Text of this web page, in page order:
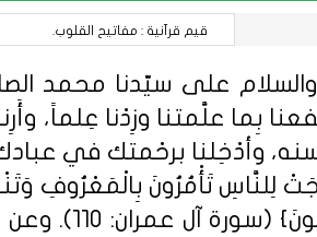
قائمة محدَّثة : البرامج التدريبية.
على سيّدنا محمد
بِما علَّمتنا وزِدْنا عِلماً، وأَرِنا
وأدْخِلنا برحْمتك في عبادك
لِلنَّاسِ تَأْمُرُونَ بِالْمَعْرُوفِ
مِّنْهُمُ